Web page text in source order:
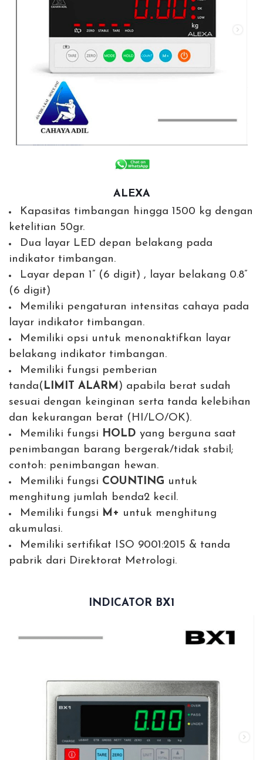
ALEXA
Kapasitas timbangan hingga 1500 kg dengan
ketelitian 50gr.
Dua layar LED depan belakang pada
indikator timbangan.
Layar depan 1” (6 digit) , layar belakang 0.8”
(6 digit)
Memiliki pengaturan intensitas cahaya pada
layar indikator timbangan.
Memiliki opsi untuk menonaktifkan layar
belakang indikator timbangan.
Memiliki fungsi pemberian
tanda( LIMIT ALARM ) apabila berat sudah
sesuai dengan keinginan serta tanda kelebihan
dan kekurangan berat (HI/LO/OK).
Memiliki fungsi HOLD yang berguna saat
penimbangan barang bergerak/tidak stabil;
contoh: penimbangan hewan.
Memiliki fungsi COUNTING untuk
menghitung jumlah benda2 kecil.
Memiliki fungsi M+ untuk menghitung
akumulasi.
Memiliki sertifikat ISO 9001:2015 & tanda
pabrik dari Direktorat Metrologi.
INDICATOR BX1